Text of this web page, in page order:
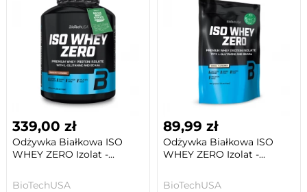
339,00 zł
Odżywka Białkowa ISO
WHEY ZERO Izolat -...
BioTechUSA
89,99 zł
Odżywka Białkowa ISO
WHEY ZERO Izolat -...
BioTechUSA